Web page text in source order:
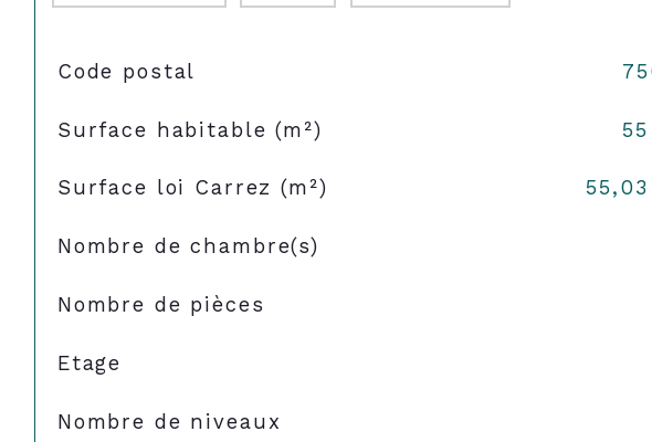
TRAD_SIROCCO_Caracteristique
Code postal
Surface habitable (m²)
Surface loi Carrez (m²) 55,03
Nombre de chambre(s)
Nombre de pièces
Etage
Nombre de niveaux